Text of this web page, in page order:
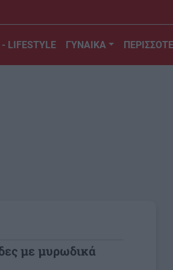
- LIFESTYLE ΓΥΝΑΙΚΑ
με μυρωδικά